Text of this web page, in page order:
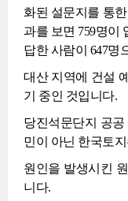
화된 설문지를 통
과를 보면 759명이
답한 사람이 647명
대산 지역에 건설
기 중인 것입니다.
당진석문단지 공
민이 아닌 한국토
원인을 발생시킨
니다.